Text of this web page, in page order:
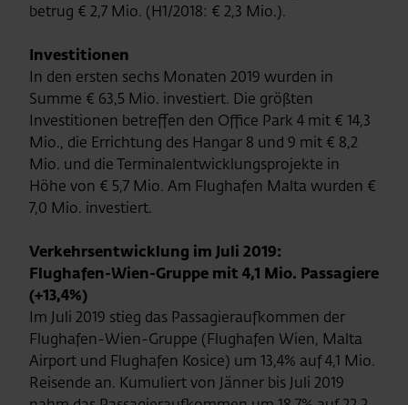
betrug € 2,7 Mio. (H1/2018: € 2,3 Mio.).
Investitionen
In den ersten sechs Monaten 2019 wurden in
Summe € 63,5 Mio. investiert. Die größten
Investitionen betreffen den Office Park 4 mit € 14,3
Mio., die Errichtung des Hangar 8 und 9 mit € 8,2
Mio. und die Terminalentwicklungsprojekte in
Höhe von € 5,7 Mio. Am Flughafen Malta wurden €
7,0 Mio. investiert.
Verkehrsentwicklung im Juli 2019:
Flughafen-Wien-Gruppe mit 4,1 Mio. Passagiere
(+13,4%)
Im Juli 2019 stieg das Passagieraufkommen der
Flughafen-Wien-Gruppe (Flughafen Wien, Malta
Airport und Flughafen Kosice) um 13,4% auf 4,1 Mio.
Reisende an. Kumuliert von Jänner bis Juli 2019